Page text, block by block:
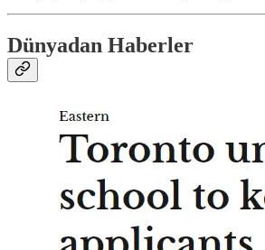
Dünyadan Haberler